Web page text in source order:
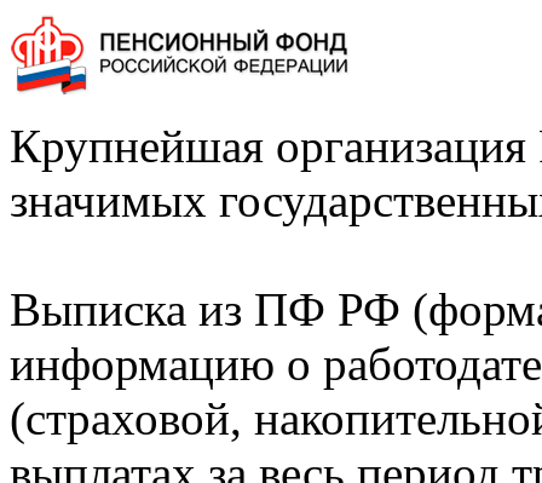
Крупнейшая
значимых
Выписка из ПФ РФ
информацию о
(страховой,
выплатах за весь период